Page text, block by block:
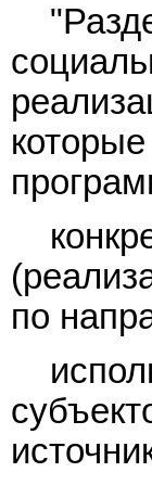
по